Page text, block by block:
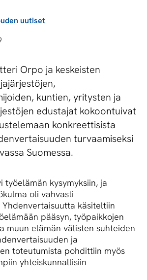
uutiset
Orpo ja keskeisten
kuntien, yritysten ja
edustajat kokoontuivat
konkreettisista
turvaamiseksi
Suomessa.
työelämän kysymyksiin, ja
oli vahvasti
Yhdenvertaisuutta käsiteltiin
pääsyn, työpaikkojen
muun elämän välisten suhteiden
ja
toteutumista pohdittiin myös
yhteiskunnallisiin